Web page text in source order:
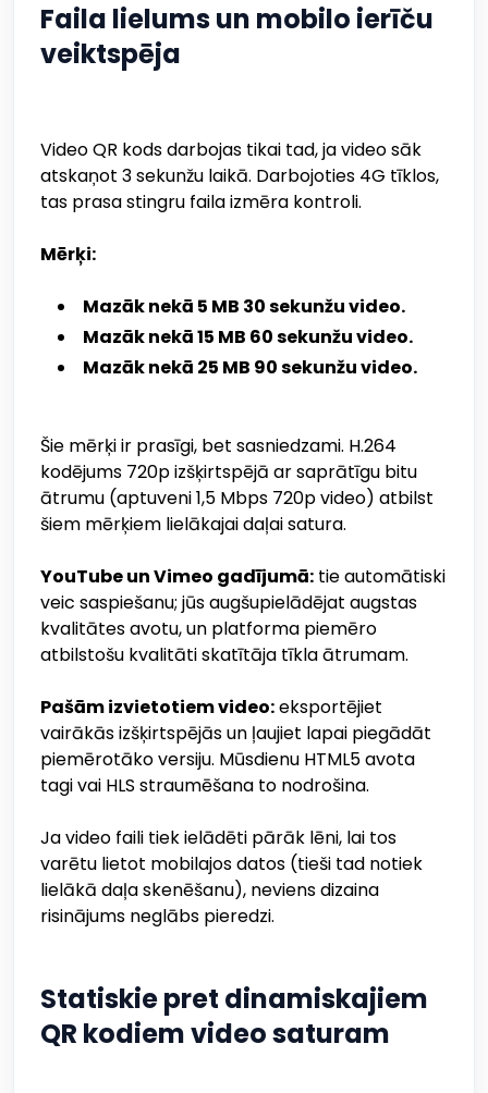
Faila lielums un mobilo ierīču
veiktspēja
Video QR kods darbojas tikai tad, ja video sāk
atskaņot 3 sekunžu laikā. Darbojoties 4G tīklos,
tas prasa stingru faila izmēra kontroli.
Mērķi:
Mazāk nekā 5 MB 30 sekunžu video.
Mazāk nekā 15 MB 60 sekunžu video.
Mazāk nekā 25 MB 90 sekunžu video.
Šie mērķi ir prasīgi, bet sasniedzami. H.264
kodējums 720p izšķirtspējā ar saprātīgu bitu
ātrumu (aptuveni 1,5 Mbps 720p video) atbilst
šiem mērķiem lielākajai daļai satura.
YouTube un Vimeo gadījumā: tie automātiski
veic saspiešanu; jūs augšupielādējat augstas
kvalitātes avotu, un platforma piemēro
atbilstošu kvalitāti skatītāja tīkla ātrumam.
Pašām izvietotiem video:eksportējiet
vairākās izšķirtspējās un ļaujiet lapai piegādāt
piemērotāko versiju. Mūsdienu HTML5 avota
tagi vai HLS straumēšana to nodrošina.
Ja video faili tiek ielādēti pārāk lēni, lai tos
varētu lietot mobilajos datos (tieši tad notiek
lielākā daļa skenēšanu), neviens dizaina
risinājums neglābs pieredzi.
Statiskie pret dinamiskajiem
QR kodiem video saturam